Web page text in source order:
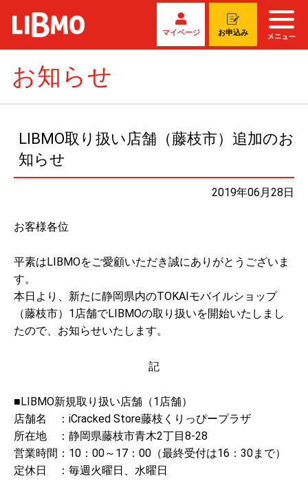
マイページ お申込み
お知らせ
LIBMO取り扱い店舗（藤枝市）追加のお
知らせ
2019年06月28日
お客様各位
平素はLIBMOをご愛顧いただき誠にありがとうございま
す。
本日より、新たに静岡県内のTOKAIモバイルショップ
（藤枝市）1店舗でLIBMOの取り扱いを開始いたしまし
たので、お知らせいたします。
記
■LIBMO新規取り扱い店舗（1店舗）
店舗名 ：iCracked Store藤枝くりっぴープラザ
所在地 ：静岡県藤枝市青木2丁目8-28
営業時間：10：00～17：00（最終受付は16：30まで）
定休日 ：毎週火曜日、水曜日